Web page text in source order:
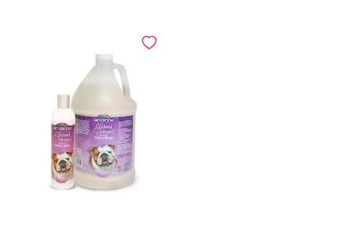
Dodaj do ulubionych